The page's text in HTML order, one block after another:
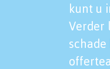
kunt u
Verder